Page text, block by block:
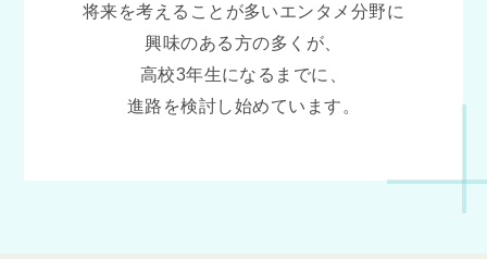
将来を考えることが多いエンタメ分野に
興味のある方の多くが、
高校3年生になるまでに、
進路を検討し始めています。